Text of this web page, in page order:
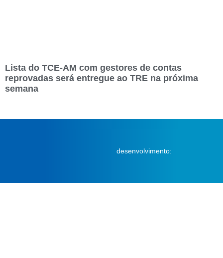
Lista do TCE-AM com gestores de contas
reprovadas será entregue ao TRE na próxima
semana
desenvolvimento: